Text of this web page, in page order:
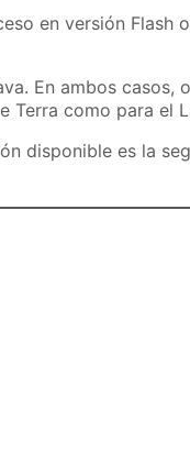
en versión Flash
En ambos casos,
Terra como para el
disponible es la